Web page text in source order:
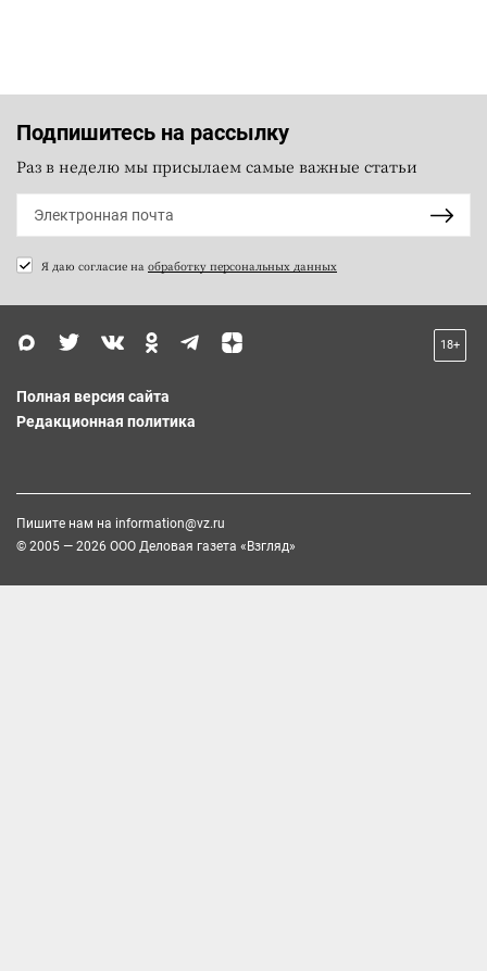
Подпишитесь на рассылку
Раз в неделю мы присылаем самые важные статьи
Я даю согласие на обработку персональных данных
18+
Полная версия сайта
Редакционная политика
Пишите нам на information@vz.ru
© 2005 — 2026 ООО Деловая газета «Взгляд»